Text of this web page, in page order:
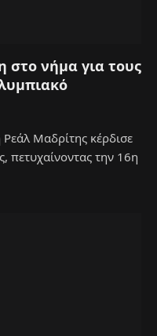
στο νήμα για τους
Μαδρίτης κέρδισε
πετυχαίνοντας την 16η